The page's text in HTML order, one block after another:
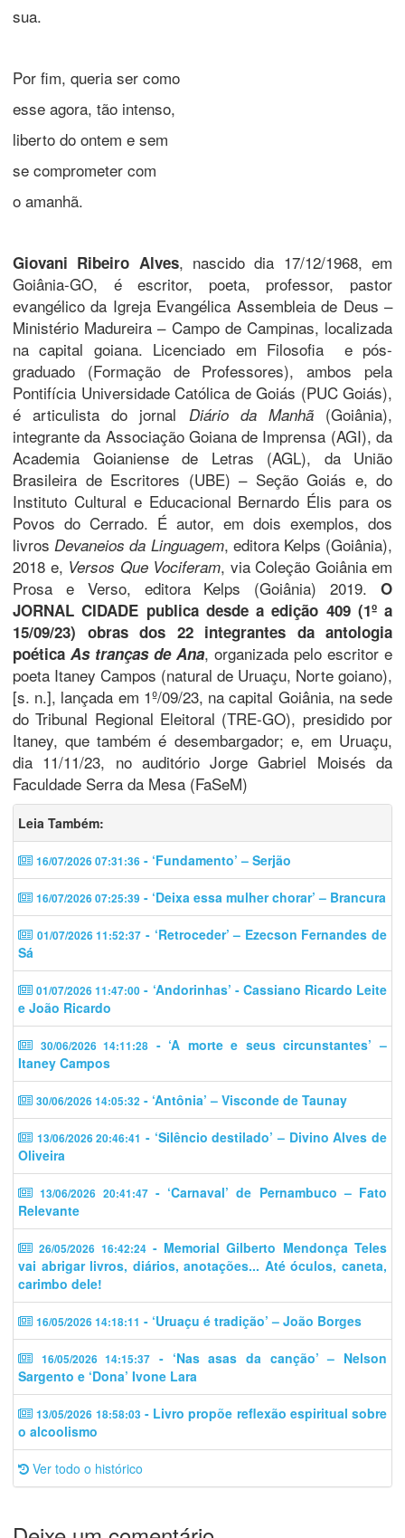
sua.
Por fim, queria ser como
esse agora, tão intenso,
liberto do ontem e sem
se comprometer com
o amanhã.
Giovani Ribeiro Alves, nascido dia 17/12/1968, em
Goiânia-GO, é escritor, poeta, professor, pastor
evangélico da Igreja Evangélica Assembleia de Deus –
Ministério Madureira – Campo de Campinas, localizada
na capital goiana. Licenciado em Filosofia e pós-
graduado (Formação de Professores), ambos pela
Pontifícia Universidade Católica de Goiás (PUC Goiás),
é articulista do jornal Diário da Manhã(Goiânia),
integrante da Associação Goiana de Imprensa (AGI), da
Academia Goianiense de Letras (AGL), da União
Brasileira de Escritores (UBE) – Seção Goiás e, do
Instituto Cultural e Educacional Bernardo Élis para os
Povos do Cerrado. É autor, em dois exemplos, dos
livros Devaneios da Linguagem, editora Kelps (Goiânia),
2018 e, Versos Que Vociferam, via Coleção Goiânia em
Prosa e Verso, editora Kelps (Goiânia) 2019. O
JORNAL CIDADE publica desde a edição 409 (1º a
15/09/23) obras dos 22 integrantes da antologia
poética As tranças de Ana, organizada pelo escritor e
poeta Itaney Campos (natural de Uruaçu, Norte goiano),
[s. n.], lançada em 1º/09/23, na capital Goiânia, na sede
do Tribunal Regional Eleitoral (TRE-GO), presidido por
Itaney, que também é desembargador; e, em Uruaçu,
dia 11/11/23, no auditório Jorge Gabriel Moisés da
Faculdade Serra da Mesa (FaSeM)
Leia Também:
16/07/2026 07:31:36 - ‘Fundamento’ – Serjão
16/07/2026 07:25:39 - ‘Deixa essa mulher chorar’ – Brancura
01/07/2026 11:52:37 - ‘Retroceder’ – Ezecson Fernandes de
Sá
01/07/2026 11:47:00 - ‘Andorinhas’ - Cassiano Ricardo Leite
e João Ricardo
30/06/2026 14:11:28 - ‘A morte e seus circunstantes’ –
Itaney Campos
30/06/2026 14:05:32 - ‘Antônia’ – Visconde de Taunay
13/06/2026 20:46:41 - ‘Silêncio destilado’ – Divino Alves de
Oliveira
13/06/2026 20:41:47- ‘Carnaval’ de Pernambuco – Fato
Relevante
26/05/2026 16:42:24- Memorial Gilberto Mendonça Teles
vai abrigar livros, diários, anotações... Até óculos, caneta,
carimbo dele!
16/05/2026 14:18:11 - ‘Uruaçu é tradição’ – João Borges
16/05/2026 14:15:37 - ‘Nas asas da canção’ – Nelson
Sargento e ‘Dona’ Ivone Lara
13/05/2026 18:58:03 - Livro propõe reflexão espiritual sobre
o alcoolismo
Ver todo o histórico